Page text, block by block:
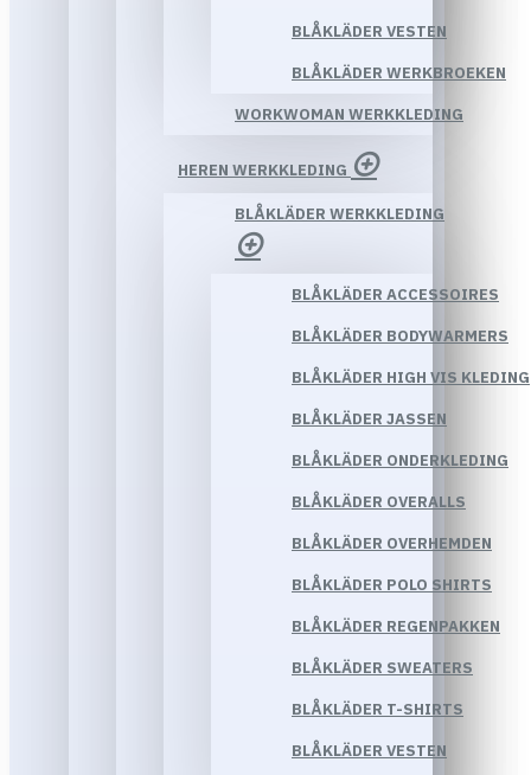
BLÅKLÄDER VESTEN
BLÅKLÄDER WERKBROEKEN
WORKWOMAN WERKKLEDING
HEREN WERKKLEDING
BLÅKLÄDER WERKKLEDING
BLÅKLÄDER ACCESSOIRES
BLÅKLÄDER BODYWARMERS
BLÅKLÄDER HIGH VIS KLEDING
BLÅKLÄDER JASSEN
BLÅKLÄDER ONDERKLEDING
BLÅKLÄDER OVERALLS
BLÅKLÄDER OVERHEMDEN
BLÅKLÄDER POLO SHIRTS
BLÅKLÄDER REGENPAKKEN
BLÅKLÄDER SWEATERS
BLÅKLÄDER T-SHIRTS
BLÅKLÄDER VESTEN